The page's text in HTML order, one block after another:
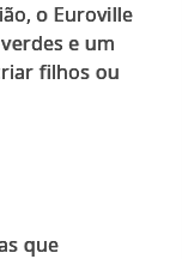
o Euroville
e um
filhos ou
que